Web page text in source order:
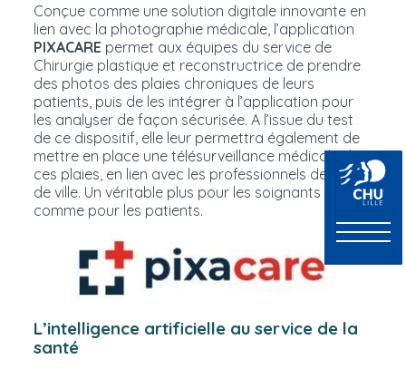
Conçue comme une solution digitale innovante en
lien avec la photographie médicale, l’application
PIXACARE permet aux équipes du service de
Chirurgie plastique et reconstructrice de prendre
des photos des plaies chroniques de leurs
patients, puis de les intégrer à l’application pour
les analyser de façon sécurisée. A l’issue du test
de ce dispositif, elle leur permettra également de
mettre en place une télésurveillance médicale de
ces plaies, en lien avec les professionnels de santé
de ville. Un véritable plus pour les soignants
comme pour les patients.
L’intelligence artificielle au service de la
santé